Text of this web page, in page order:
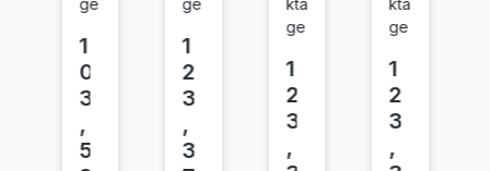
1
0
3
,
5
1
2
3
,
3
ge
1
2
3
,
ge
1
2
3
,